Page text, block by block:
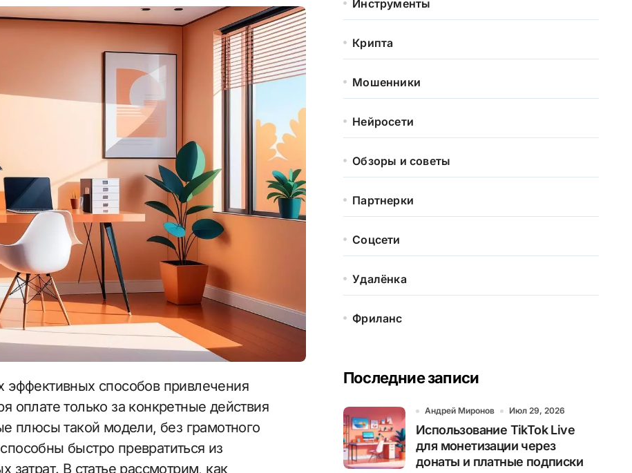
оплате только за конкретные действия
плюсы такой модели, без грамотного
быстро превратиться из
затрат. В статье рассмотрим, как
Инструменты
Крипта
Мошенники
Нейросети
Обзоры и советы
Партнерки
Соцсети
Удалёнка
Фриланс
Последние записи
Андрей Миронов Июл 29, 2026
Использование TikTok Live
для монетизации через
донаты и платные подписки